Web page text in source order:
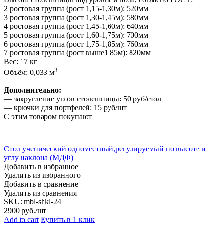
2 ростовая группа (рост 1,15-1,30м): 520мм
3 ростовая группа (рост 1,30-1,45м): 580мм
4 ростовая группа (рост 1,45-1,60м): 640мм
5 ростовая группа (рост 1,60-1,75м): 700мм
6 ростовая группа (рост 1,75-1,85м): 760мм
7 ростовая группа (рост выше1,85м): 820мм
Вес: 17 кг
Объём: 0,033 м3
Дополнительно:
— закругление углов столешницы: 50 руб/стол
— крючки для портфелей: 15 руб/шт
С этим товаром покупают
Стол ученический одноместный,регулируемый по высоте и
углу наклона (МДФ)
Добавить в избранное
Удалить из избранного
Добавить в сравнение
Удалить из сравнения
SKU: mbl-shkl-24
2900 руб./шт
Add to cart Купить в 1 клик